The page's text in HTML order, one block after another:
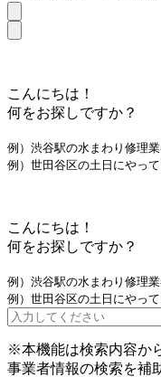
こんにちは！
何をお探しですか？
例）渋谷駅の水まわり修理
例）世田谷区の土日にやっ
こんにちは！
何をお探しですか？
例）渋谷駅の水まわり修理
例）世田谷区の土日にやっ
※本機能は検索内容か
事業者情報の検索を補